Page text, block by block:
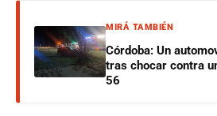
MIRÁ TAMBIÉN
Córdoba: Un
tras chocar contra
56